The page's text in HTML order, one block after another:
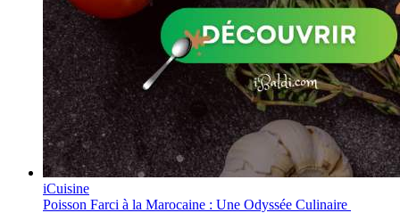
iCuisine
Poisson Farci à la Marocaine : Une Odyssée Culinaire